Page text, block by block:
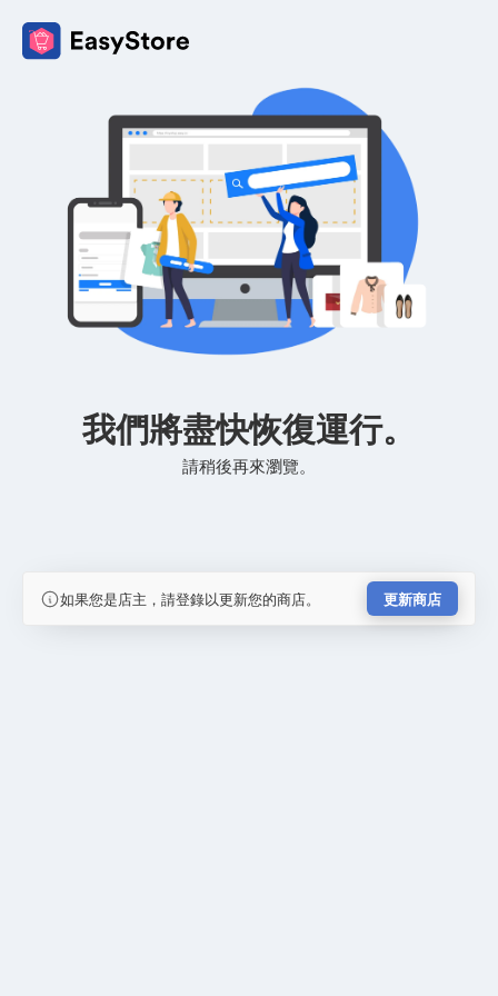
我們將盡快恢復運行。
請稍後再來瀏覽。
如果您是店主，請登錄以更新您的商店。 更新商店